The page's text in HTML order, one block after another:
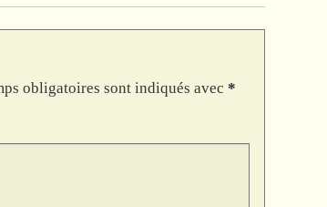
obligatoires sont indiqués avec *